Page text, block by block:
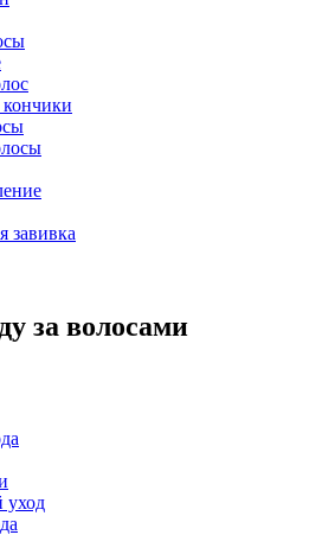
завивка
за волосами
уход